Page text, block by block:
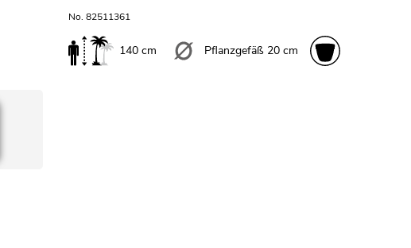
No. 82511361
140 cm Pflanzgefäß 20 cm